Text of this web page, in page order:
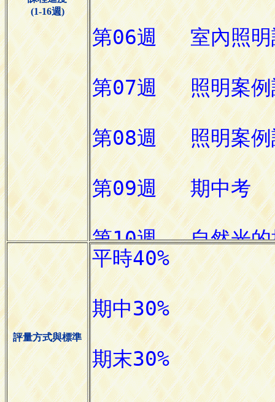
(1-16週)
評量方式與標準